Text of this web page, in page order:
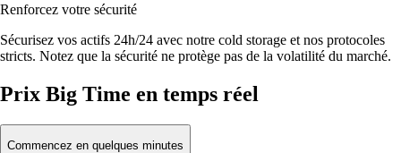
Renforcez votre sécurité
Sécurisez vos actifs 24h/24 avec notre cold storage et nos protocoles
stricts. Notez que la sécurité ne protège pas de la volatilité du marché.
Prix Big Time en temps réel
Commencez en quelques minutes